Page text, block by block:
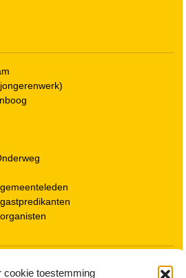
cookie toestemming